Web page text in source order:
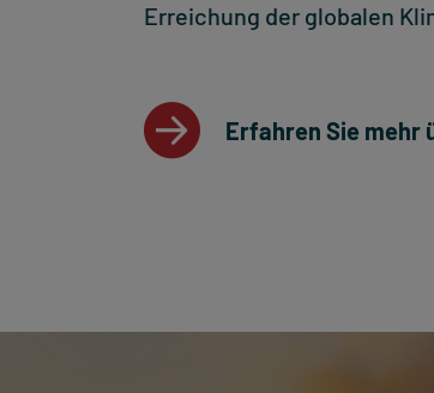
Erreichung der globalen
Erfahren Sie mehr